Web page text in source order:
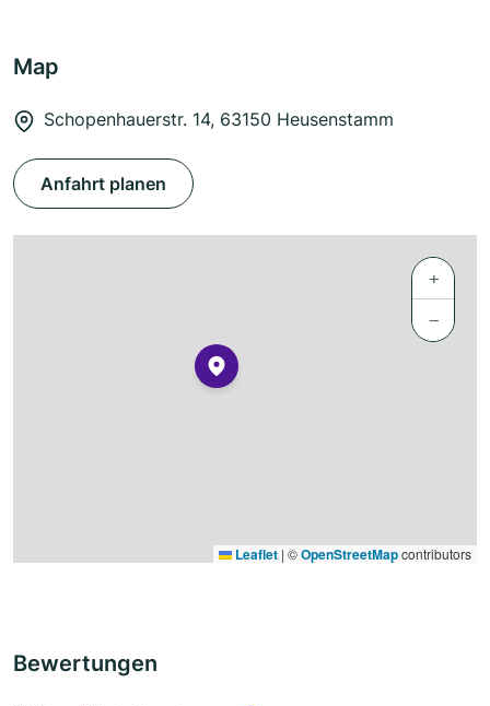
Map
Schopenhauerstr. 14, 63150 Heusenstamm
Anfahrt planen
+
−
Leaflet | ©OpenStreetMapcontributors
Bewertungen